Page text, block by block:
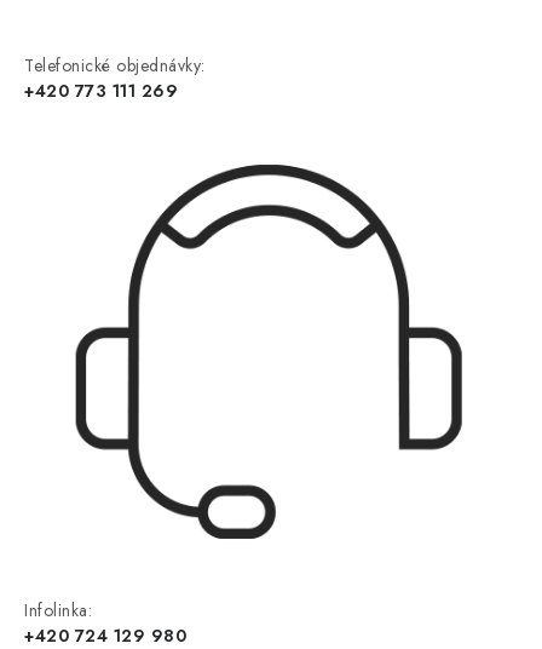
Telefonické objednávky:
+420 773 111 269
Infolinka:
+420 724 129 980